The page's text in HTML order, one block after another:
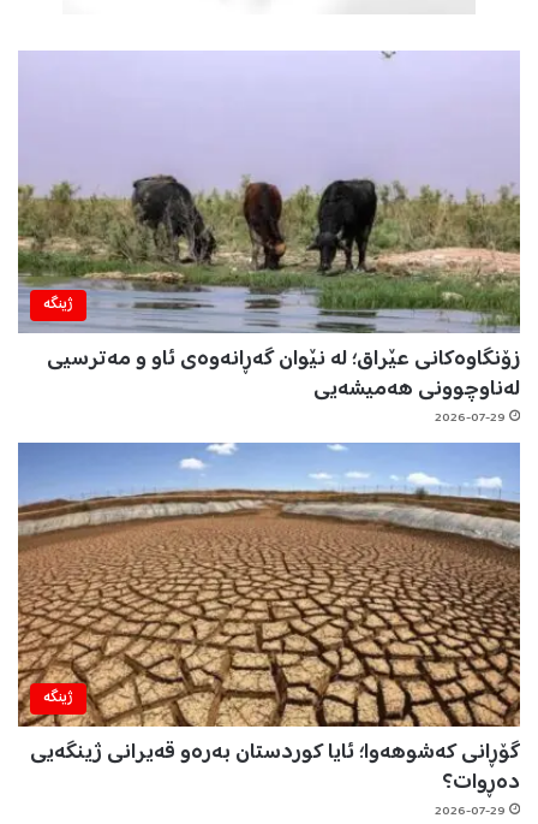
ژینگه‌
زۆنگاوەکانی عێراق؛ لە نێوان گەڕانەوەی ئاو و مەترسیی
لەناوچوونی هەمیشەیی
2026-07-29
ژینگه‌
گۆڕانی کەشوهەوا؛ ئایا کوردستان بەرەو قەیرانی ژینگەیی
دەڕوات؟
2026-07-29